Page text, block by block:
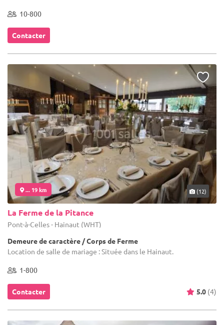
10-800
Contacter
... 19 km (12)
La Ferme de la Pitance
Pont-à-Celles - Hainaut (WHT)
Demeure de caractère / Corps de Ferme
Location de salle de mariage : Située dans le Hainaut.
1-800
Contacter 5.0 (4)